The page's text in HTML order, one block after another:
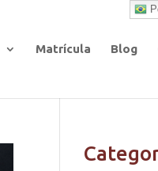
Matrícula Blog